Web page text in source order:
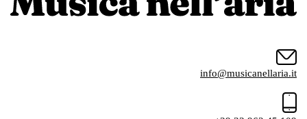
info@musicanellaria.it